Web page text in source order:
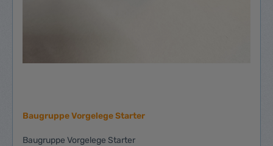
Baugruppe Vorgelege Starter
Baugruppe Vorgelege Starter